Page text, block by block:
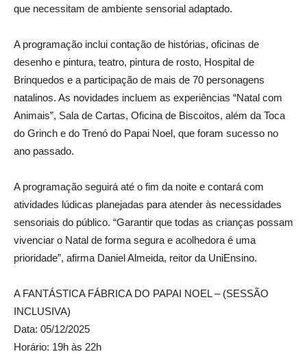
que necessitam de ambiente sensorial adaptado.
A programação inclui contação de histórias, oficinas de
desenho e pintura, teatro, pintura de rosto, Hospital de
Brinquedos e a participação de mais de 70 personagens
natalinos. As novidades incluem as experiências “Natal com
Animais”, Sala de Cartas, Oficina de Biscoitos, além da Toca
do Grinch e do Trenó do Papai Noel, que foram sucesso no
ano passado.
A programação seguirá até o fim da noite e contará com
atividades lúdicas planejadas para atender às necessidades
sensoriais do público. “Garantir que todas as crianças possam
vivenciar o Natal de forma segura e acolhedora é uma
prioridade”, afirma Daniel Almeida, reitor da UniEnsino.
A FANTÁSTICA FÁBRICA DO PAPAI NOEL – (SESSÃO
INCLUSIVA)
Data: 05/12/2025
Horário: 19h às 22h